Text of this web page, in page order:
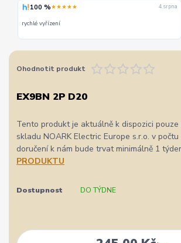
100 %★★★★★ 4. srpna
rychlé vyřízení
Ohodnotit produkt
EX9BN 2P D20
Tento produkt je aktuálně k dispozici
skladu NOARK Electric Europe s.r.o. v
doručení k nám bude trvat minimálně 1
PRODUKTU
Dostupnost DO TÝDNE